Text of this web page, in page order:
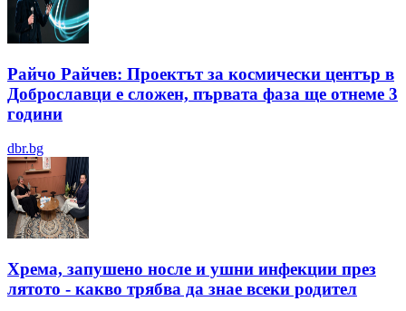
Райчо Райчев: Проектът за космически център в
Доброславци е сложен, първата фаза ще отнеме 3
години
dbr.bg
Хрема, запушено носле и ушни инфекции през
лятотo - какво трябва да знае всеки родител